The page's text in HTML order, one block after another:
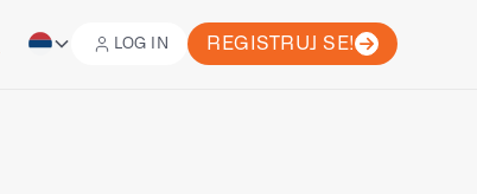
LOG IN
REGISTRUJ SE!
REGISTRUJ SE!